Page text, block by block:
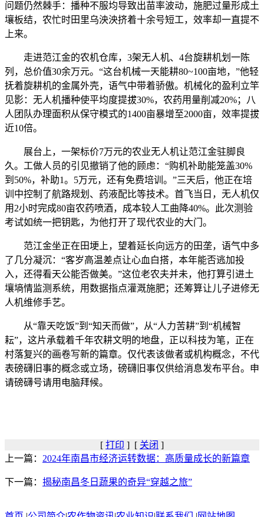
问题仍然棘手：播种不服均导致出苗率波动，施肥过量形成土
壤板结，农忙时田里乌泱泱挤着十余号短工，效率却一直提不
上来。
走进范江金的农机仓库，3架无人机、4台旋耕机划一陈
列，总价值30余万元。“这台机械一天能耕80~100亩地，”他轻
抚着旋耕机的金属外壳，语气中带着骄傲。机械化的盈利立竿
见影：无人机播种使平均度提拔30%，农药用量削减20%；八
人团队办理面积从保守模式的1400亩暴增至2000亩，效率提拔
近10倍。
展台上，一架标价7万元的农业无人机让范江金驻脚良
久。工做人员的引见撤销了他的顾虑：“购机补助能笼盖30%
到50%，补助1。5万元，还有免费培训。”三天后，他正在培
训中控制了航路规划、药液配比等技术。首飞当日，无人机仅
用2小时完成80亩农药喷酒，成本较人工曲降40%。此次测验
考试如统一把钥匙，为他打开了现代农业的大门。
范江金坐正在田埂上，望着延长向远方的田垄，语气中多
了几分凝沉：“客岁高温差点让心血白搭，本年能否逃加投
入，还得看天公能否做美。”这位老农夫并未，他打算引进土
壤墒情监测系统，用数据指点灌溉施肥；还筹算让儿子进修无
人机维修手艺。
从“靠天吃饭”到“知天而做”，从“人力苦耕”到“机械智
耘”，这片承载着千年农耕文明的地盘，正以科技为笔，正在
村落复兴的画卷写新的篇章。仅代表该做者或机构概念，不代
表磅礴旧事的概念或立场，磅礴旧事仅供给消息发布平台。申
请磅礴号请用电脑拜候。
[ 打印 ] [ 关闭 ]
上一篇： 2024年南昌市经济运转数据：高质量成长的新篇章
下一篇： 揭秘南昌冬日蔬果的奇异“穿越之旅”